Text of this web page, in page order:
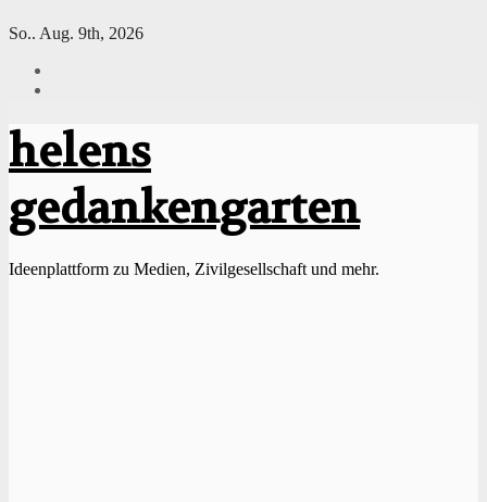
Springe
Inhalt
So.. Aug. 9th, 2026
helens
gedankengarten
Ideenplattform zu Medien, Zivilgesellschaft und mehr.